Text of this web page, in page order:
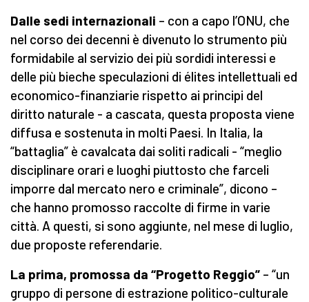
Dalle sedi internazionali – con a capo l’ONU, che
nel corso dei decenni è divenuto lo strumento più
formidabile al servizio dei più sordidi interessi e
delle più bieche speculazioni di élites intellettuali ed
economico-finanziarie rispetto ai principi del
diritto naturale - a cascata, questa proposta viene
diffusa e sostenuta in molti Paesi. In Italia, la
“battaglia” è cavalcata dai soliti radicali - “meglio
disciplinare orari e luoghi piuttosto che farceli
imporre dal mercato nero e criminale”, dicono –
che hanno promosso raccolte di firme in varie
città. A questi, si sono aggiunte, nel mese di luglio,
due proposte referendarie.
La prima, promossa da “Progetto Reggio” – “un
gruppo di persone di estrazione politico-culturale